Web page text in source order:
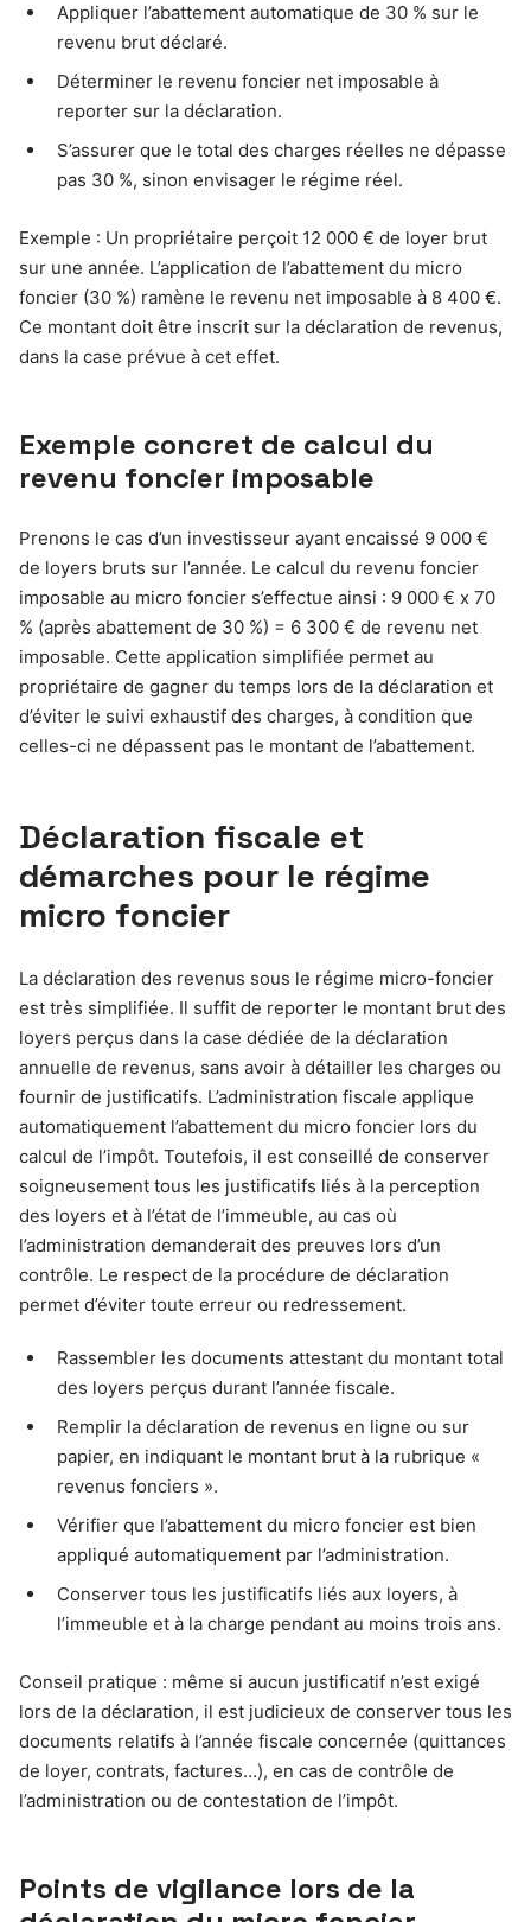
Appliquer l’abattement automatique de 30 % sur le
revenu brut déclaré.
Déterminer le revenu foncier net imposable à
reporter sur la déclaration.
S’assurer que le total des charges réelles ne dépasse
pas 30 %, sinon envisager le régime réel.
Exemple : Un propriétaire perçoit 12 000 € de loyer brut
sur une année. L’application de l’abattement du micro
foncier (30 %) ramène le revenu net imposable à 8 400 €.
Ce montant doit être inscrit sur la déclaration de revenus,
dans la case prévue à cet effet.
Exemple concret de calcul du
revenu foncier imposable
Prenons le cas d’un investisseur ayant encaissé 9 000 €
de loyers bruts sur l’année. Le calcul du revenu foncier
imposable au micro foncier s’effectue ainsi : 9 000 € x 70
% (après abattement de 30 %) = 6 300 € de revenu net
imposable. Cette application simplifiée permet au
propriétaire de gagner du temps lors de la déclaration et
d’éviter le suivi exhaustif des charges, à condition que
celles-ci ne dépassent pas le montant de l’abattement.
Déclaration fiscale et
démarches pour le régime
micro foncier
La déclaration des revenus sous le régime micro-foncier
est très simplifiée. Il suffit de reporter le montant brut des
loyers perçus dans la case dédiée de la déclaration
annuelle de revenus, sans avoir à détailler les charges ou
fournir de justificatifs. L’administration fiscale applique
automatiquement l’abattement du micro foncier lors du
calcul de l’impôt. Toutefois, il est conseillé de conserver
soigneusement tous les justificatifs liés à la perception
des loyers et à l’état de l’immeuble, au cas où
l’administration demanderait des preuves lors d’un
contrôle. Le respect de la procédure de déclaration
permet d’éviter toute erreur ou redressement.
Rassembler les documents attestant du montant total
des loyers perçus durant l’année fiscale.
Remplir la déclaration de revenus en ligne ou sur
papier, en indiquant le montant brut à la rubrique «
revenus fonciers ».
Vérifier que l’abattement du micro foncier est bien
appliqué automatiquement par l’administration.
Conserver tous les justificatifs liés aux loyers, à
l’immeuble et à la charge pendant au moins trois ans.
Conseil pratique : même si aucun justificatif n’est exigé
lors de la déclaration, il est judicieux de conserver tous les
documents relatifs à l’année fiscale concernée (quittances
de loyer, contrats, factures…), en cas de contrôle de
l’administration ou de contestation de l’impôt.
Points de vigilance lors de la